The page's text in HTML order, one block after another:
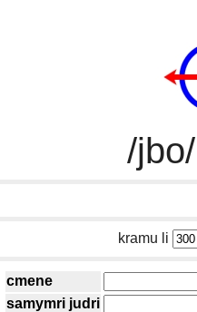
/
kramu li
cmene
samymri judri